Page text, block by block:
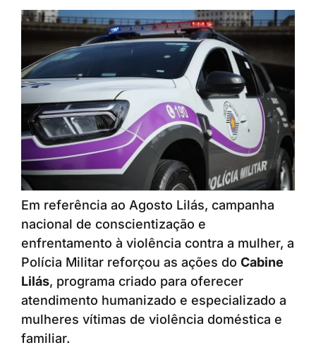
Em referência ao Agosto Lilás, campanha
nacional de conscientização e
enfrentamento à violência contra a mulher, a
Polícia Militar reforçou as ações do Cabine
Lilás, programa criado para oferecer
atendimento humanizado e especializado a
mulheres vítimas de violência doméstica e
familiar.